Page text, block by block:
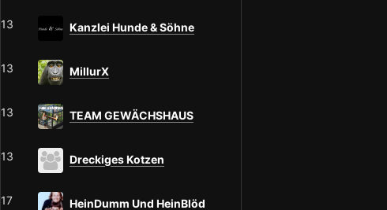
13 Kanzlei Hunde & Söhne
13 MillurX
13 TEAM GEWÄCHSHAUS
13 Dreckiges Kotzen
17 HeinDumm Und HeinBlöd